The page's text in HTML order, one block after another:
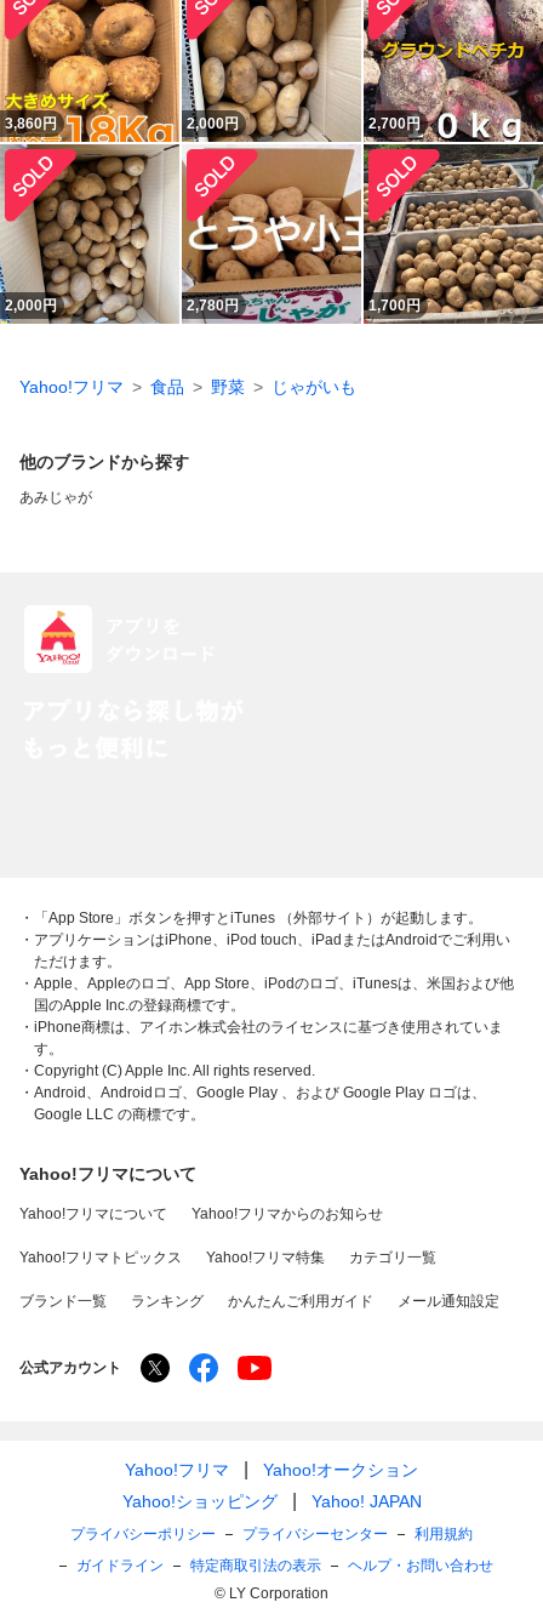
3,860円 2,000円 2,700円
2,000円 2,780円 1,700円
Yahoo!フリマ 食品 野菜 じゃがいも
他のブランドから探す
あみじゃが
・「App Store」ボタンを押すとiTunes （外部サイト）が起動します。
・アプリケーションはiPhone、iPod touch、iPadまたはAndroidでご利用い
ただけます。
・Apple、Appleのロゴ、App Store、iPodのロゴ、iTunesは、米国および他
国のApple Inc.の登録商標です。
・iPhone商標は、アイホン株式会社のライセンスに基づき使用されていま
す。
・Copyright (C) Apple Inc. All rights reserved.
・Android、Androidロゴ、Google Play 、および Google Play ロゴは、
Google LLC の商標です。
Yahoo!フリマについて
Yahoo!フリマについて Yahoo!フリマからのお知らせ
Yahoo!フリマトピックス Yahoo!フリマ特集 カテゴリ一覧
ブランド一覧 ランキング かんたんご利用ガイド メール通知設定
公式アカウント
Yahoo!フリマ
Yahoo!オークション
Yahoo!ショッピング
Yahoo! JAPAN
プライバシーポリシー プライバシーセンター
利用規約
ガイドライン
特定商取引法の表示
ヘルプ・お問い合わせ
© LY Corporation